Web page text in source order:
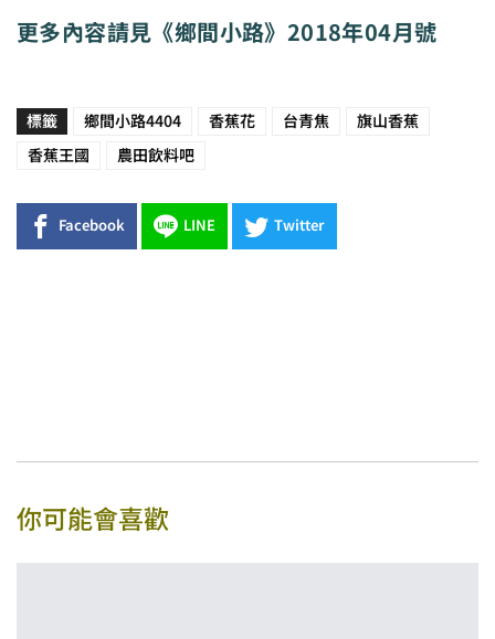
更多內容請見《鄉間小路》2018年04月號
標籤 鄉間小路4404 香蕉花 台青焦 旗山香蕉
香蕉王國 農田飲料吧
Facebook LINE Twitter
你可能會喜歡